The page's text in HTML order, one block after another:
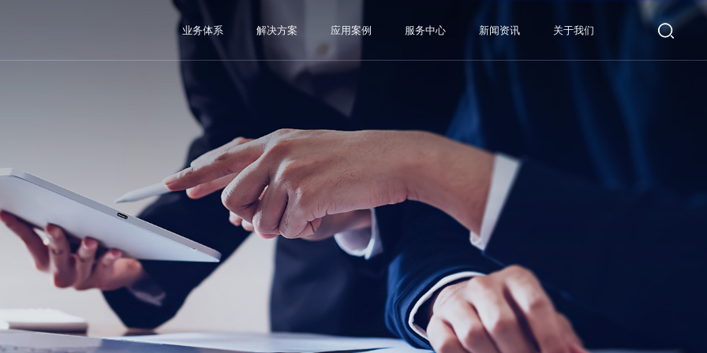
业务体系 解决方案 应用案例 服务中心 新闻资讯 关于我们